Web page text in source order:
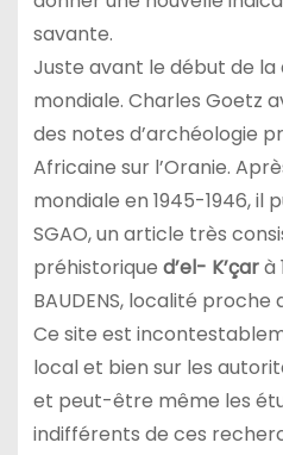
savante.
Juste avant le début de la
mondiale. Charles Goetz
des notes d’archéologie
Africaine sur l’Oranie.
mondiale en 1945-1946, il
SGAO, un article très
préhistorique d’el- K’çarà
BAUDENS, localité proche
Ce site est
local et bien sur les
et peut-être même les
indifférents de ces